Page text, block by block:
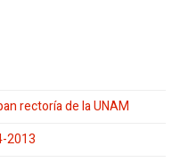
rectoría de la UNAM
2013